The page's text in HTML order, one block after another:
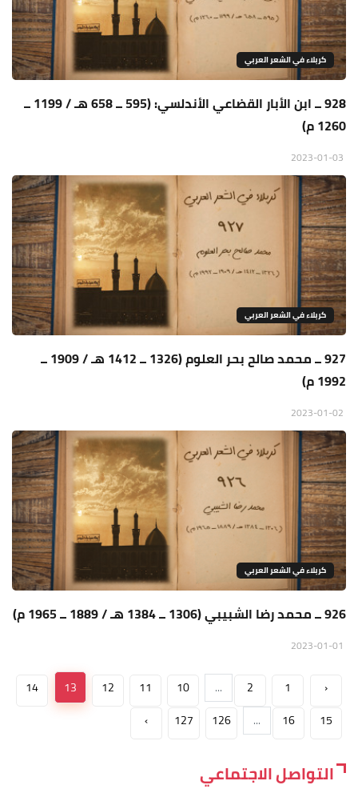
كربلاء في الشعر العربي
928 ــ ابن الأبار القضاعي الأندلسي: (595 ــ 658 هـ / 1199 ــ
1260 م)
كربلاء في الشعر العربي
927 ــ محمد صالح بحر العلوم (1326 ــ 1412 هـ / 1909 ــ
1992 م)
كربلاء في الشعر العربي
926 ــ محمد رضا الشبيبي (1306 ــ 1384 هـ / 1889 ــ 1965 م)
‹
1
2
...
10
11
12
13
14
15
16
...
126
127
›
التواصل الاجتماعي